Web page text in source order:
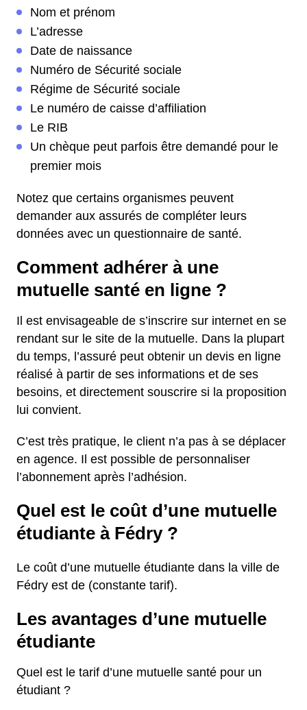
Nom et prénom
L’adresse
Date de naissance
Numéro de Sécurité sociale
Régime de Sécurité sociale
Le numéro de caisse d’affiliation
Le RIB
Un chèque peut parfois être demandé pour le
premier mois
Notez que certains organismes peuvent
demander aux assurés de compléter leurs
données avec un questionnaire de santé.
Comment adhérer à une
mutuelle santé en ligne ?
Il est envisageable de s’inscrire sur internet en se
rendant sur le site de la mutuelle. Dans la plupart
du temps, l’assuré peut obtenir un devis en ligne
réalisé à partir de ses informations et de ses
besoins, et directement souscrire si la proposition
lui convient.
C’est très pratique, le client n’a pas à se déplacer
en agence. Il est possible de personnaliser
l’abonnement après l’adhésion.
Quel est le coût d’une mutuelle
étudiante à Fédry ?
Le coût d’une mutuelle étudiante dans la ville de
Fédry est de (constante tarif).
Les avantages d’une mutuelle
étudiante
Quel est le tarif d’une mutuelle santé pour un
étudiant ?